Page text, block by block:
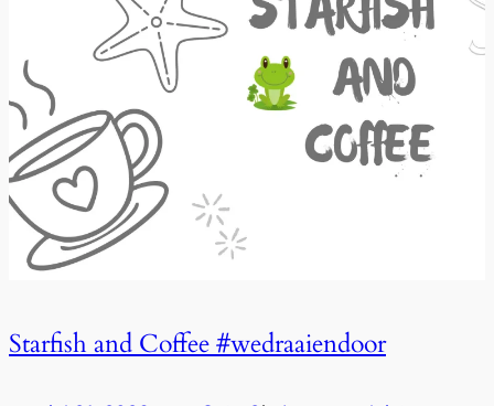
Starfish and Coffee #wedraaiendoor